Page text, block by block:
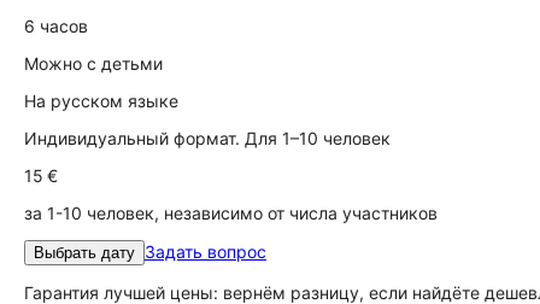
6 часов
Можно с детьми
На русском языке
Индивидуальный формат. Для 1–10 человек
15 €
за 1-10 человек, независимо от числа участников
Выбрать дату Задать вопрос
Гарантия лучшей цены: вернём разницу, если найдёте